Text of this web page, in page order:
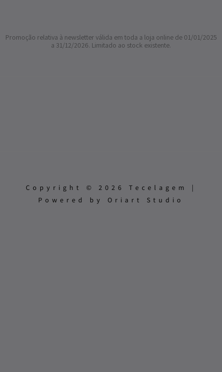
Promoção relativa à newsletter válida em toda a loja online de 01/01/2025
a 31/12/2026. Limitado ao stock existente.
Copyright © 2026 Tecelagem |
Powered by Oriart Studio